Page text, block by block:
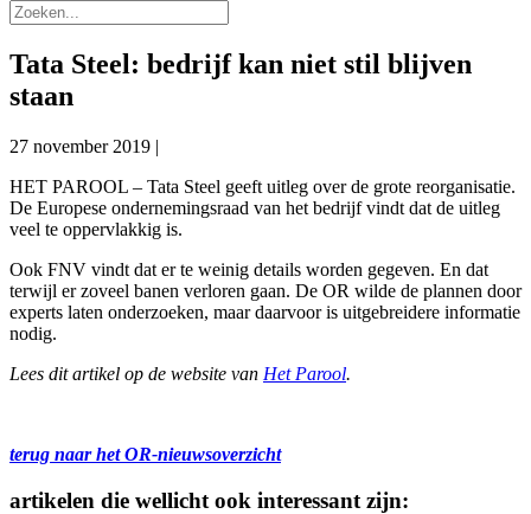
Tata Steel: bedrijf kan niet stil blijven
staan
27 november 2019 |
HET PAROOL – Tata Steel geeft uitleg over de grote reorganisatie.
De Europese ondernemingsraad van het bedrijf vindt dat de uitleg
veel te oppervlakkig is.
Ook FNV vindt dat er te weinig details worden gegeven. En dat
terwijl er zoveel banen verloren gaan. De OR wilde de plannen door
experts laten onderzoeken, maar daarvoor is uitgebreidere informatie
nodig.
Lees dit artikel op de website van Het Parool.
terug naar het OR-nieuwsoverzicht
artikelen die wellicht ook interessant zijn: